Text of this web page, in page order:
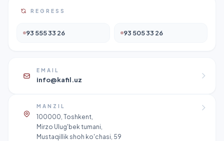
REGRESS
93 555 33 26 93 505 33 26
EMAIL
info@kafil.uz
MANZIL
100000, Toshkent,
Mirzo Ulug'bek tumani,
Mustaqillik shoh ko'chasi, 59